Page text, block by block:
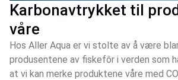
Karbonavtrykket til
våre
Hos Aller Aqua er vi stolte av å være
produsentene av fiskefôr i verden som
at vi kan merke produktene våre med